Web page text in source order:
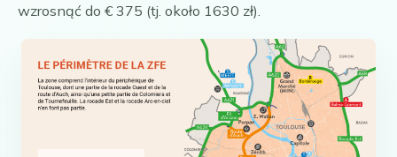
wzrosnąć do € 375 (tj. około 1630 zł).